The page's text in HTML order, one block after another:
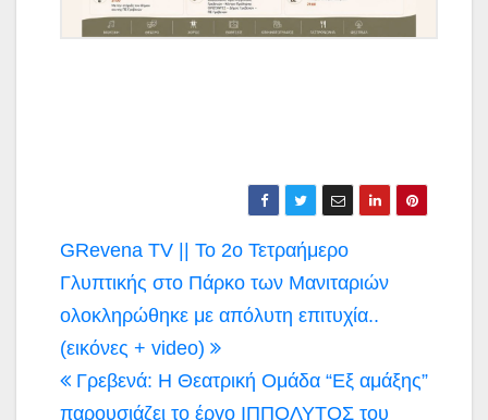
Πλοήγηση
άρθρων
GRevena TV || Το 2ο Τετραήμερο
Γλυπτικής στο Πάρκο των Μανιταριών
ολοκληρώθηκε με απόλυτη επιτυχία..
(εικόνες + video)
Γρεβενά: Η Θεατρική Ομάδα “Εξ αμάξης”
παρουσιάζει το έργο ΙΠΠΟΛΥΤΟΣ του